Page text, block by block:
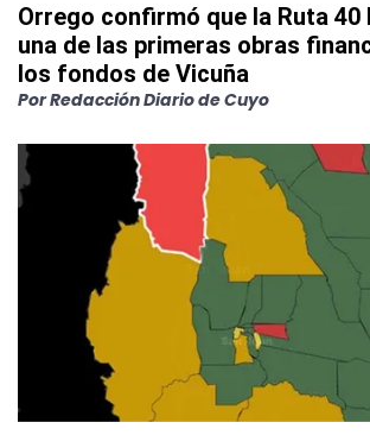
Orrego confirmó que la Ruta 40
una de las primeras obras
los fondos de Vicuña
PorRedacción Diario de Cuyo